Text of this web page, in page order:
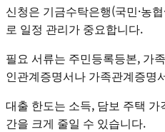
신청은 기금수탁은행(국민·농
로 일정 관리가 중요합니다.
필요 서류는 주민등록등본, 가
인관계증명서나 가족관계증명
대출 한도는 소득, 담보 주택
간을 크게 줄일 수 있습니다.